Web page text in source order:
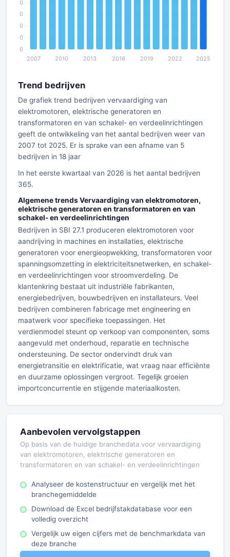
Trend bedrijven
De grafiek trend bedrijven vervaardiging van
elektromotoren, elektrische generatoren en
transformatoren en van schakel- en verdeelinrichtingen
geeft de ontwikkeling van het aantal bedrijven weer van
2007 tot 2025. Er is sprake van een afname van 5
bedrijven in 18 jaar
In het eerste kwartaal van 2026 is het aantal bedrijven
365.
Algemene trends Vervaardiging van elektromotoren,
elektrische generatoren en transformatoren en van
schakel- en verdeelinrichtingen
Bedrijven in SBI 27.1 produceren elektromotoren voor
aandrijving in machines en installaties, elektrische
generatoren voor energieopwekking, transformatoren voor
spanningsomzetting in elektriciteitsnetwerken, en schakel-
en verdeelinrichtingen voor stroomverdeling. De
klantenkring bestaat uit industriële fabrikanten,
energiebedrijven, bouwbedrijven en installateurs. Veel
bedrijven combineren fabricage met engineering en
maatwerk voor specifieke toepassingen. Het
verdienmodel steunt op verkoop van componenten, soms
aangevuld met onderhoud, reparatie en technische
ondersteuning. De sector ondervindt druk van
energietransitie en elektrificatie, wat vraag naar efficiënte
en duurzame oplossingen vergroot. Tegelijk groeien
importconcurrentie en stijgende materiaalkosten.
Aanbevolen vervolgstappen
Op basis van de huidige branchedata voor vervaardiging
van elektromotoren, elektrische generatoren en
transformatoren en van schakel- en verdeelinrichtingen
Analyseer de kostenstructuur en vergelijk met het
branchegemiddelde
Download de Excel bedrijfstakdatabase voor een
volledig overzicht
Vergelijk uw eigen cijfers met de benchmarkdata van
deze branche